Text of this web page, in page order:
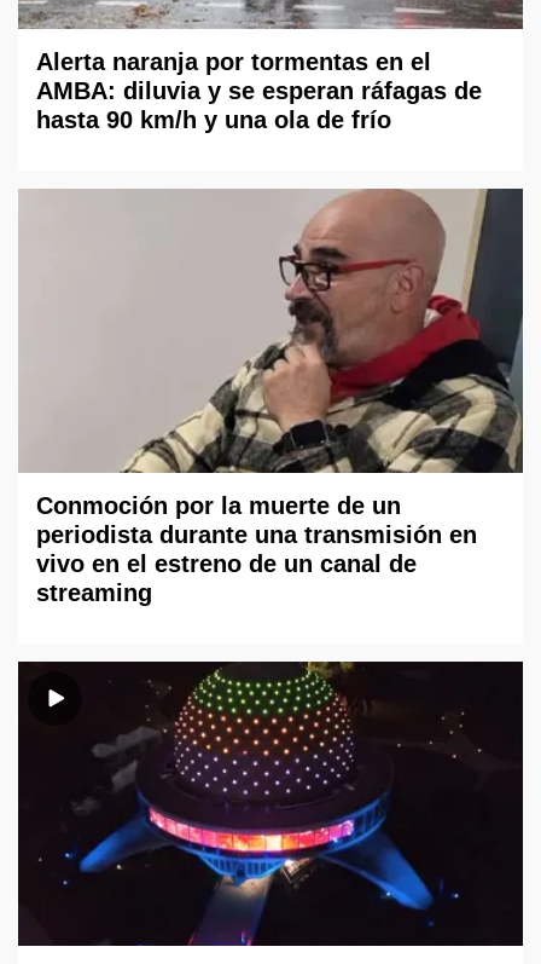
Alerta naranja por tormentas en el
AMBA: diluvia y se esperan ráfagas de
hasta 90 km/h y una ola de frío
Conmoción por la muerte de un
periodista durante una transmisión en
vivo en el estreno de un canal de
streaming